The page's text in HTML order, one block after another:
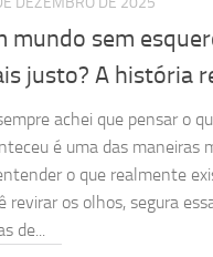
mundo sem
justo? A história
achei que pensar o
é uma das maneiras
o que realmente
revirar os olhos, segura
de...